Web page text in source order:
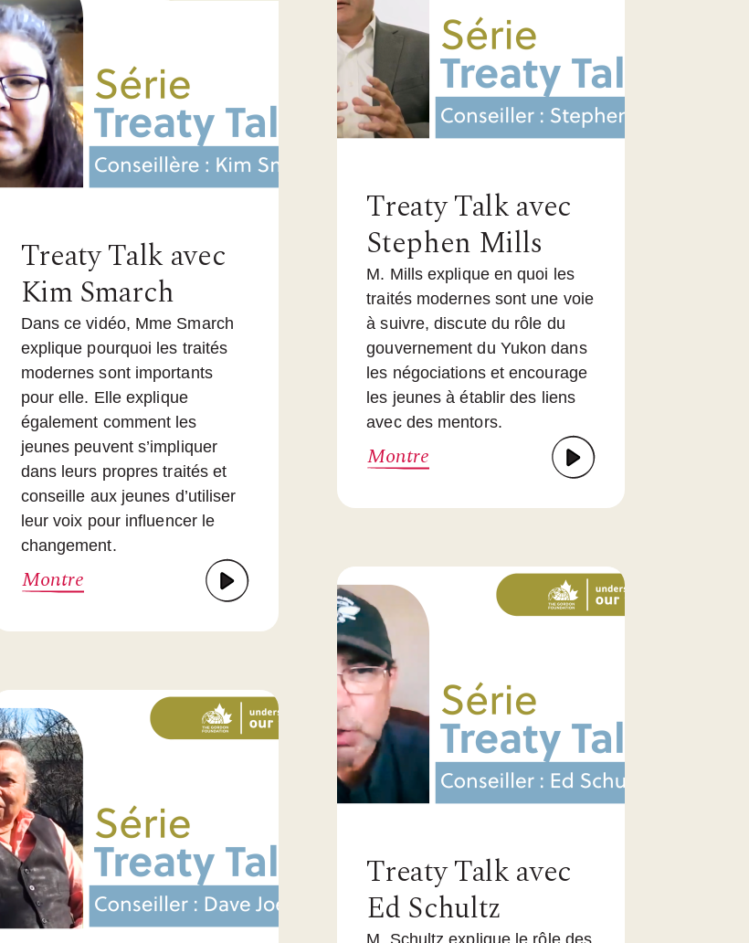
Treaty Talk avec
Stephen Mills
M. Mills explique en quoi les
traités modernes sont une voie
à suivre, discute du rôle du
gouvernement du Yukon dans
les négociations et encourage
les jeunes à établir des liens
avec des mentors.
Montre
Treaty Talk avec
Kim Smarch
Dans ce vidéo, Mme Smarch
explique pourquoi les traités
modernes sont importants
pour elle. Elle explique
également comment les
jeunes peuvent s’impliquer
dans leurs propres traités et
conseille aux jeunes d’utiliser
leur voix pour influencer le
changement.
Montre
Treaty Talk avec
Ed Schultz